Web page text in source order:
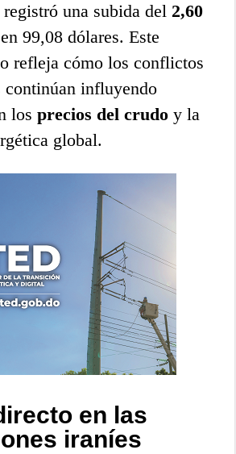
una subida del 2,60
99,08 dólares. Este
refleja cómo los conflictos
continúan influyendo
losprecios del crudo y la
global.
en las
iraníes